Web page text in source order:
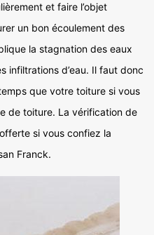
et faire l’objet
un bon écoulement des
la stagnation des eaux
infiltrations d’eau. Il faut donc
que votre toiture si vous
de toiture. La vérification de
si vous confiez la
Franck.